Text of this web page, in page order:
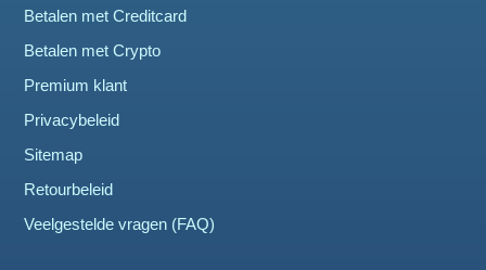
Betalen met Creditcard
Betalen met Crypto
Premium klant
Privacybeleid
Sitemap
Retourbeleid
Veelgestelde vragen (FAQ)